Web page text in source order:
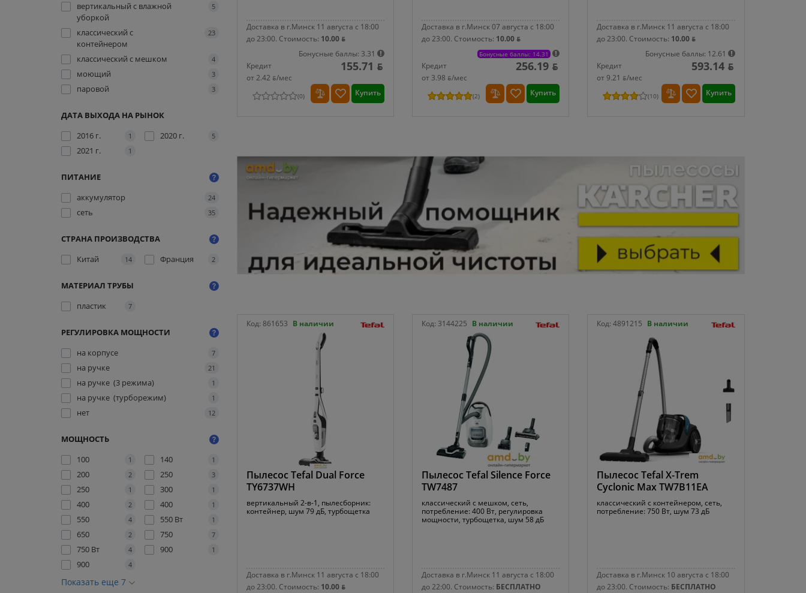
вертикальный с влажной
уборкой
5
классический с
контейнером
23
классический с мешком 4
моющий 3
паровой 3
ДАТА ВЫХОДА НА РЫНОК
2016 г.
1 2020 г. 5
2021 г. 1
ПИТАНИЕ
аккумулятор
24
сеть 35
СТРАНА ПРОИЗВОДСТВА
Китай
14 Франция 2
МАТЕРИАЛ ТРУБЫ
пластик
7
РЕГУЛИРОВКА МОЩНОСТИ
на корпусе
7
на ручке 21
на ручке (3 режима) 1
на ручке (турборежим) 1
нет 12
МОЩНОСТЬ
100
1 140 1
200 2 250 3
250 1 300 1
400 2 400 1
550 4 550 Вт 1
650 2 750 7
750 Вт 4 900 1
900 4
Показать еще 7
Доставка в г.Минск 11 августа с 18:00
до 23:00. Стоимость: 10.00 ƃ
Бонусные баллы: 3.31
Кредит
от 2.42 ƃ/мec
155.71 ƃ
(0) Купить
Доставка в г.Минск 07 августа с 18:00
до 23:00. Стоимость: 10.00 ƃ
Бонусные баллы: 14.31
Кредит
от 3.98 ƃ/мec
256.19 ƃ
(2) Купить
Доставка в г.Минск 11 августа с 18:00
до 23:00. Стоимость: 10.00 ƃ
Бонусные баллы: 12.61
Кредит
от 9.21 ƃ/мec
593.14 ƃ
(10) Купить
Код: 861653 В наличии
Пылесос Tefal Dual Force
TY6737WH
вертикальный 2-в-1, пылесборник:
контейнер, шум 79 дБ, турбощетка
Доставка в г.Минск 11 августа с 18:00
до 23:00. Стоимость: 10.00 ƃ
Код: 3144225 В наличии
Пылесос Tefal Silence Force
TW7487
классический с мешком, сеть,
потребление: 400 Вт, регулировка
мощности, турбощетка, шум 58 дБ
Доставка в г.Минск 11 августа с 18:00
до 22:00. Стоимость: БЕСПЛАТНО
Код:4891215 В наличии
Пылесос Tefal X-Trem
Cyclonic Max TW7B11EA
классический с контейнером, сеть,
потребление: 750 Вт, шум 73 дБ
Доставка в г.Минск 10 августа с 18:00
до 23:00. Стоимость: БЕСПЛАТНО